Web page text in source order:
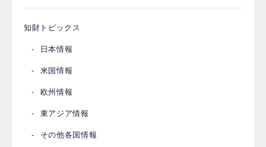
知財トピックス
日本情報
米国情報
欧州情報
東アジア情報
その他各国情報